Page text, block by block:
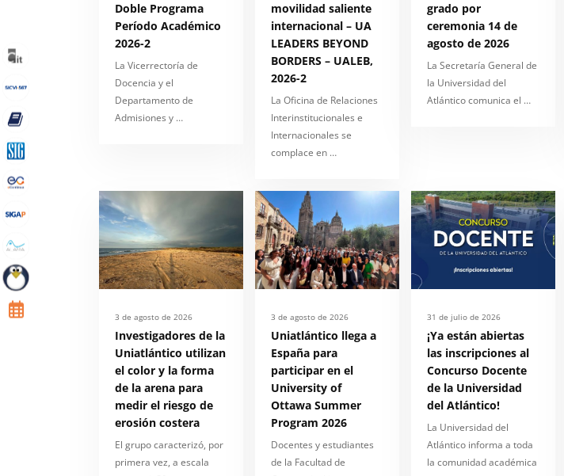
Doble Programa
Período Académico
2026-2
La Vicerrectoría de
Docencia y el
Departamento de
Admisiones y …
movilidad saliente
internacional – UA
LEADERS BEYOND
BORDERS – UALEB,
2026-2
La Oficina de Relaciones
Interinstitucionales e
Internacionales se
complace en …
grado por
ceremonia 14 de
agosto de 2026
La Secretaría General de
la Universidad del
Atlántico comunica el …
3 de agosto de 2026
Investigadores de la
Uniatlántico utilizan
el color y la forma
de la arena para
medir el riesgo de
erosión costera
El grupo caracterizó, por
primera vez, a escala
3 de agosto de 2026
Uniatlántico llega a
España para
participar en el
University of
Ottawa Summer
Program 2026
Docentes y estudiantes
de la Facultad de
31 de julio de 2026
¡Ya están abiertas
las inscripciones al
Concurso Docente
de la Universidad
del Atlántico!
La Universidad del
Atlántico informa a toda
la comunidad académica